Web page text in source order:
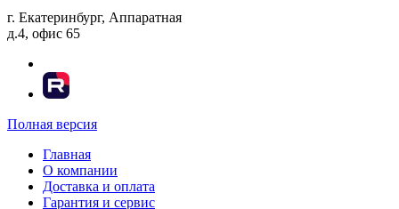
г. Екатеринбург, Аппаратная
д.4, офис 65
Полная версия
Главная
О компании
Доставка и оплата
Гарантия и сервис